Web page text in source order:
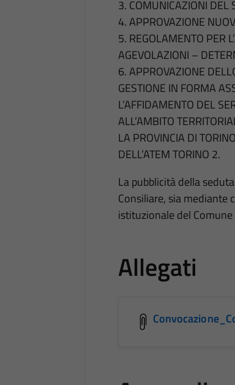
3. COMUNICAZIONI DEL
4. APPROVAZIONE
5. REGOLAMENTO PER
AGEVOLAZIONI –
6. APPROVAZIONE
GESTIONE IN FORMA
L’AFFIDAMENTO DEL
ALL’AMBITO
LA PROVINCIA DI
DELL’ATEM TORINO 2.
La pubblicità della
Consiliare, sia
istituzionale del Comune
Allegati